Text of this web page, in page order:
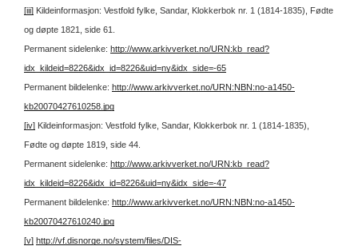
[iii] Kildeinformasjon: Vestfold fylke, Sandar, Klokkerbok nr. 1 (1814-1835), Fødte
og døpte 1821, side 61.
Permanent sidelenke: http://www.arkivverket.no/URN:kb_read?
idx_kildeid=8226&idx_id=8226&uid=ny&idx_side=-65
Permanent bildelenke: http://www.arkivverket.no/URN:NBN:no-a1450-
kb20070427610258.jpg
[iv] Kildeinformasjon: Vestfold fylke, Sandar, Klokkerbok nr. 1 (1814-1835),
Fødte og døpte 1819, side 44.
Permanent sidelenke: http://www.arkivverket.no/URN:kb_read?
idx_kildeid=8226&idx_id=8226&uid=ny&idx_side=-47
Permanent bildelenke: http://www.arkivverket.no/URN:NBN:no-a1450-
kb20070427610240.jpg
[v] http://vf.disnorge.no/system/files/DIS-